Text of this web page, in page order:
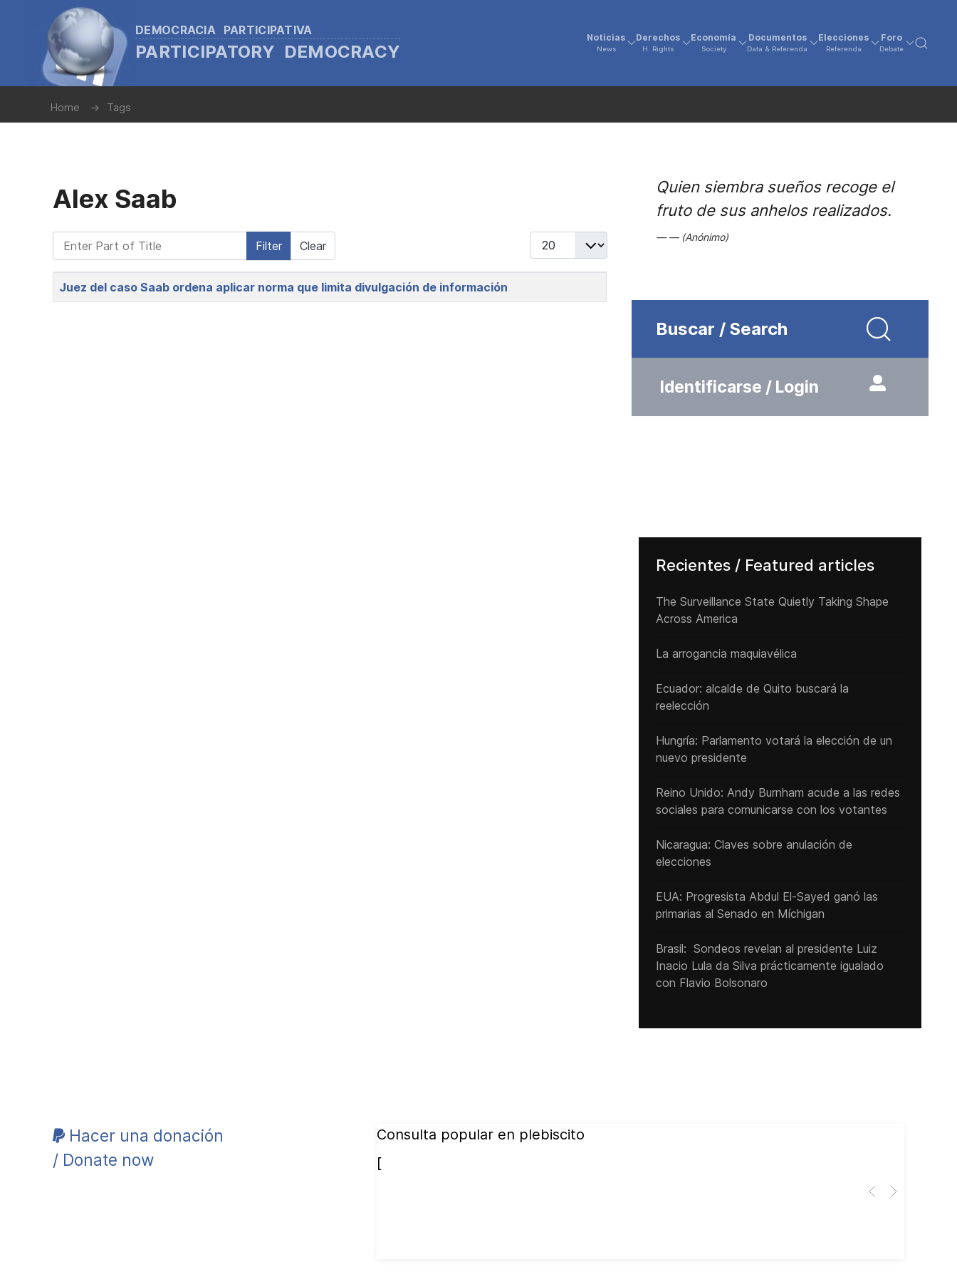
DEMOCRACIA PARTICIPATIVA
PARTICIPATORY DEMOCRACY
Noticias
News
Derechos
H. Rights
Economía
Society
Documentos
Data & Referenda
Elecciones
Referenda
Foro
Debate
Home Tags
Alex Saab
Enter Part of Title Filter Clear Display #
Title
Juez del caso Saab ordena aplicar norma que limita divulgación de información
Quien siembra sueños recoge el
fruto de sus anhelos realizados.
(Anónimo)
Buscar / Search
Identificarse / Login
Recientes / Featured articles
The Surveillance State Quietly Taking Shape
Across America
La arrogancia maquiavélica
Ecuador: alcalde de Quito buscará la
reelección
Hungría: Parlamento votará la elección de un
nuevo presidente
Reino Unido: Andy ‌Burnham acude a las redes
sociales para comunicarse con los votantes
Nicaragua: Claves sobre anulación de
elecciones
EUA: Progresista Abdul El-Sayed ganó las
primarias al Senado ‌en Míchigan
Brasil: Sondeos revelan al presidente Luiz
Inacio Lula da Silva prácticamente igualado
con Flavio Bolsonaro
Hacer una donación
/ Donate now
Consulta popular en plebiscito
[